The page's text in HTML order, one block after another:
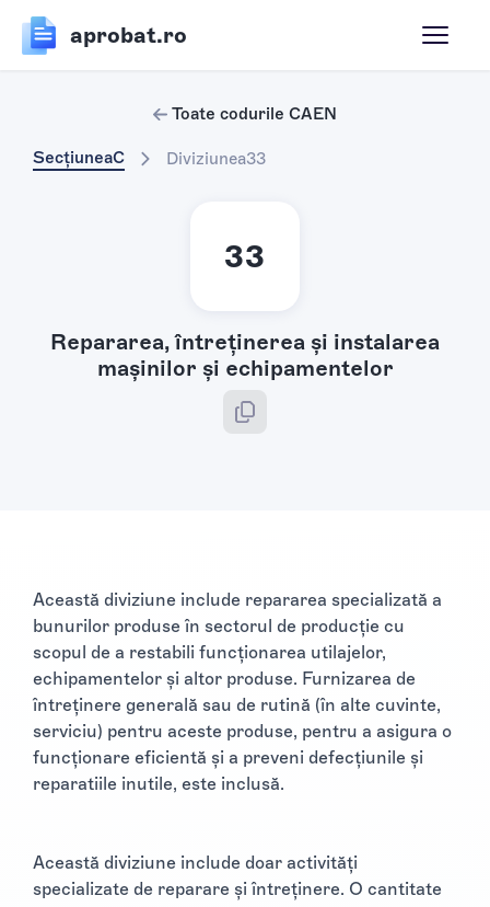
aprobat.ro
Toate codurile CAEN
SecțiuneaC Diviziunea33
33
Repararea, întreţinerea şi instalarea
maşinilor şi echipamentelor
Această diviziune include repararea specializată a
bunurilor produse în sectorul de producție cu
scopul de a restabili funcționarea utilajelor,
echipamentelor și altor produse. Furnizarea de
întreținere generală sau de rutină (în alte cuvinte,
serviciu) pentru aceste produse, pentru a asigura o
funcționare eficientă și a preveni defecțiunile și
reparatiile inutile, este inclusă.
Această diviziune include doar activități
specializate de reparare și întreținere. O cantitate